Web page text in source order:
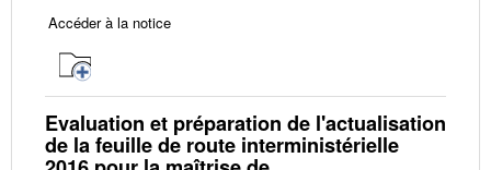
Accéder à la notice
Evaluation et préparation de l'actualisation
de la feuille de route interministérielle